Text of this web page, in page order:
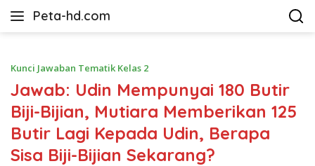
Peta-hd.com
Kumpulan
HD
Kunci Jawaban Tematik Kelas 2
Jawab: Udin Mempunyai 180 Butir
Biji-Bijian, Mutiara Memberikan 125
Butir Lagi Kepada Udin, Berapa
Sisa Biji-Bijian Sekarang?